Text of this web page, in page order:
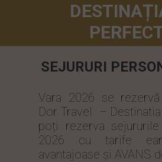
Vara 2026 se
Dor Travel –
poți rezerva
2026 cu tarife
avantajoase și AVANS
SEJURURI